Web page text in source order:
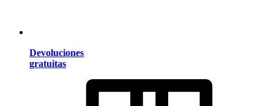
Devoluciones
gratuitas